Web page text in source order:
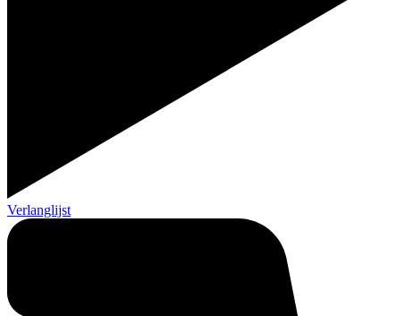
Verlanglijst